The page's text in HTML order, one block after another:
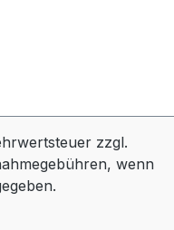
zzgl.
wenn